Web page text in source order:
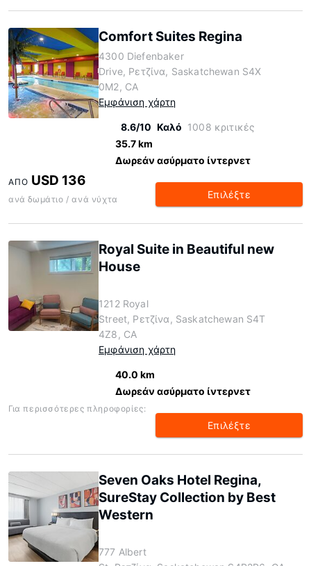
Comfort Suites Regina
4300 Diefenbaker
Drive, Ρετζίνα, Saskatchewan S4X
0M2, CA
Εμφάνιση χάρτη
8.6/10 Καλό 1008 κριτικές
35.7 km
Δωρεάν ασύρματο ίντερνετ
ΑΠΌ USD 136
ανά δωμάτιο / ανά νύχτα Επιλέξτε
Royal Suite in Beautiful new
House
1212 Royal
Street, Ρετζίνα, Saskatchewan S4T
4Z8, CA
Εμφάνιση χάρτη
40.0 km
Δωρεάν ασύρματο ίντερνετ
Για περισσότερες πληροφορίες:
Επιλέξτε
Seven Oaks Hotel Regina,
SureStay Collection by Best
Western
777 Albert